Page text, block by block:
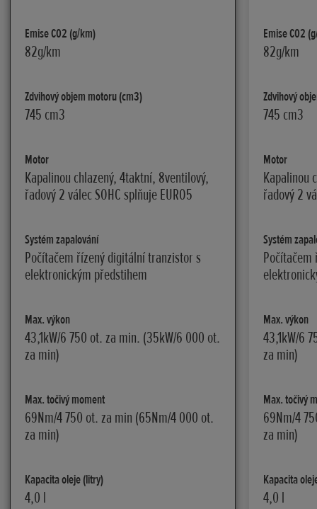
Emise C02 (g/km)
82g/km
Zdvihový objem motoru (cm3)
745 cm3
Motor
Kapalinou chlazený, 4taktní, 8ventilový,
řadový 2 válec SOHC splňuje EURO5
Systém zapalování
Počítačem řízený digitální tranzistor s
elektronickým předstihem
Max. výkon
43,1kW/6 750 ot. za min. (35kW/6 000 ot.
za min)
Max. točivý moment
69Nm/4 750 ot. za min (65Nm/4 000 ot.
za min)
Kapacita oleje (litry)
4,0 l
Emise C02
82g/km
Zdvihový
745 cm3
Motor
Kapalinou
řadový 2
Systém
Max. výkon
43,1kW/6
za min)
Max. točivý
69Nm/4
za min)
Kapacita
4,0 l